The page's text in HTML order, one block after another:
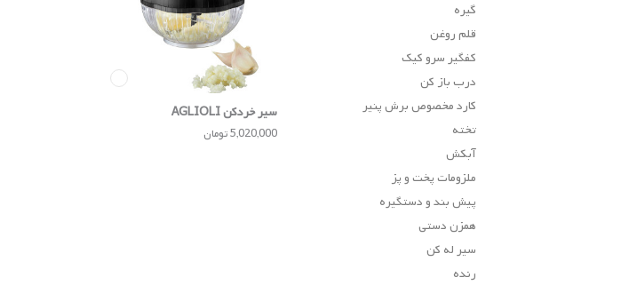
سیر خردکن AGLIOLI
5,020,000 تومان
گیره
قلم روغن
کفگیر سرو کیک
درب باز کن
کارد مخصوص برش پنیر
تخته
آبکش
ملزومات پخت و پز
پیش بند و دستگیره
همزن دستی
سیر له کن
رنده